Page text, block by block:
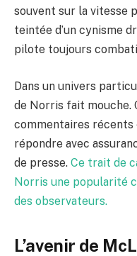
souvent sur la vitesse
teintée d’un cynisme
pilote toujours
Dans un univers
de Norris fait mouche.
commentaires récents
répondre avec
de presse. Ce trait de
Norris une popularité
des observateurs.
L’avenir de